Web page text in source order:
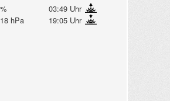
03:49 Uhr
hPa
19:05 Uhr